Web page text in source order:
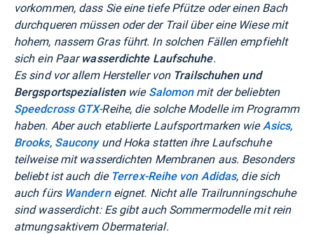
vorkommen, dass Sie eine tiefe Pfütze oder einen Bach
durchqueren müssen oder der Trail über eine Wiese mit
hohem, nassem Gras führt. In solchen Fällen empfiehlt
sich ein Paarwasserdichte Laufschuhe.
Es sind vor allem Hersteller von Trailschuhen und
Bergsportspezialistenwie Salomonmit der beliebten
Speedcross GTX-Reihe, die solche Modelle im Programm
haben. Aber auch etablierte Laufsportmarken wieAsics,
Brooks, Sauconyund Hoka statten ihre Laufschuhe
teilweise mit wasserdichten Membranen aus. Besonders
beliebt ist auch die Terrex-Reihe von Adidas, die sich
auch fürs Wanderneignet. Nicht alle Trailrunningschuhe
sind wasserdicht: Es gibt auch Sommermodelle mit rein
atmungsaktivem Obermaterial.